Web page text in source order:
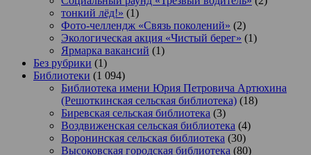
тонкий лёд!» (1)
Фото-челлендж «Связь поколений» (2)
Экологическая акция «Чистый берег» (1)
Ярмарка вакансий (1)
Без рубрики (1)
Библиотеки (1 094)
Библиотека имени Юрия Петровича Артюхина
(Решоткинская сельская библиотека) (18)
Биревская сельская библиотека (3)
Воздвиженская сельская библиотека (4)
Воронинская сельская библиотека (30)
Высоковская городская библиотека (80)